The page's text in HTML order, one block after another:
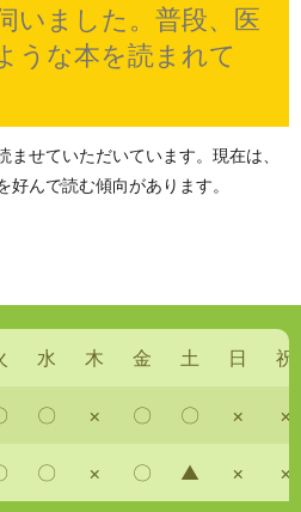
いました。普段、医
うな本を読まれて
せていただいています。現在は、
んで読む傾向があります。
水 木 金 土 日 祝
〇 × 〇 〇 × ×
〇 × 〇 ▲ × ×